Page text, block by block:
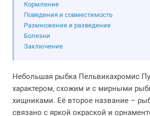
Кормление
Поведения и совместимость
Размножение и разведение
Болезни
Заключение
Небольшая рыбка Пельвикахромис
характером, схожим и с мирными
хищниками. Её второе название –
связано с яркой окраской и